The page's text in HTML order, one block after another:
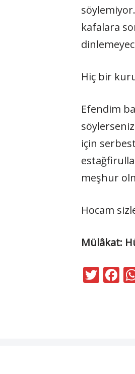
kafalara
Hiç bir
Efendim
için
meşhur
Hocam
Mülâkat:
T F